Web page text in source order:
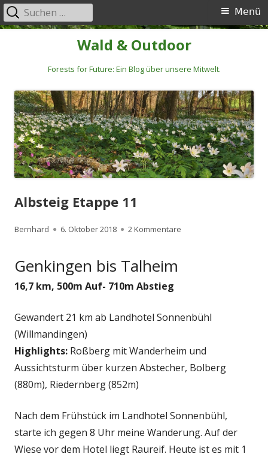
Wald & Outdoor
Forests for Future: Ein Blog über unsere Mitwelt.
Primäres
Menü
Suchen
nach:
Albsteig Etappe 11
Autor
Bernhard
Veröffentlicht
6. Oktober 2018 2 Kommentare
Genkingen bis Talheim
16,7 km, 500m Auf- 710m Abstieg
Gewandert 21 km ab Landhotel Sonnenbühl
(Willmandingen)
Highlights: Roßberg mit Wanderheim und
Aussichtsturm über kurzen Abstecher, Bolberg
(880m), Riedernberg (852m)
Nach dem Frühstück im Landhotel Sonnenbühl,
starte ich gegen 8 Uhr meine Wanderung. Auf der
Wiese vor dem Hotel liegt Raureif. Heute ist es mit 1